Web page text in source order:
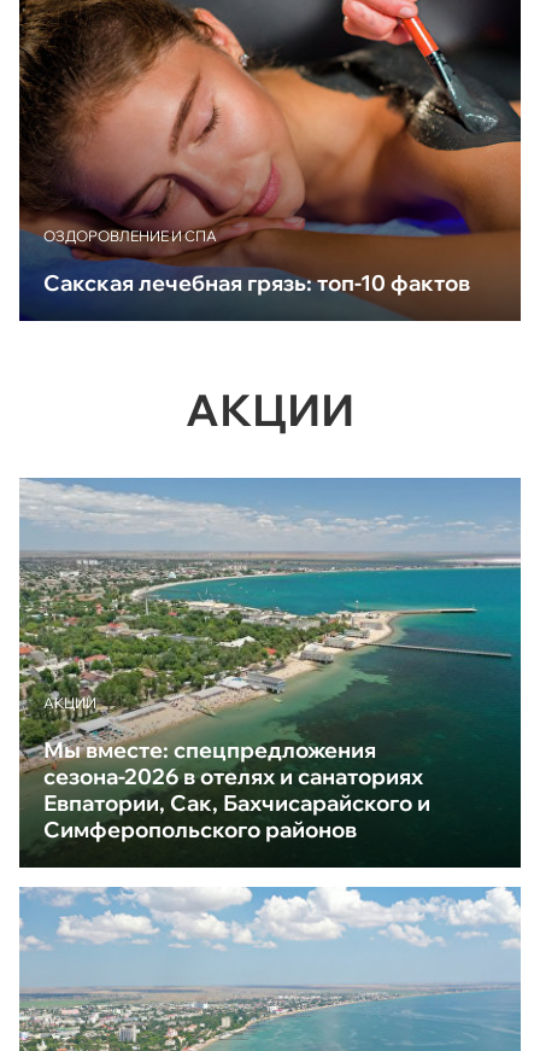
ОЗДОРОВЛЕНИЕ И СПА
Сакская лечебная грязь: топ-10 фактов
АКЦИИ
АКЦИИ
Мы вместе: спецпредложения
сезона-2026 в отелях и санаториях
Евпатории, Сак, Бахчисарайского и
Симферопольского районов